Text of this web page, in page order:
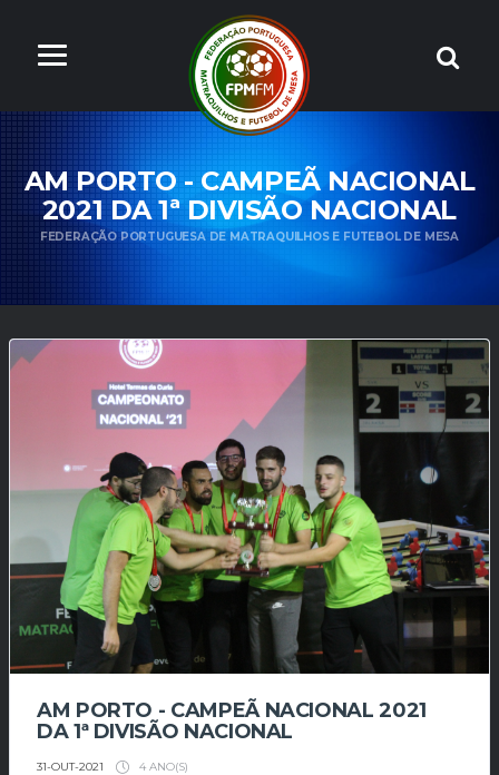
AM PORTO - CAMPEÃ NACIONAL
2021 DA 1ª DIVISÃO NACIONAL
FEDERAÇÃO PORTUGUESA DE MATRAQUILHOS E FUTEBOL DE MESA
AM PORTO - CAMPEÃ NACIONAL 2021
DA 1ª DIVISÃO NACIONAL
31-OUT-2021 4 ANO(S)